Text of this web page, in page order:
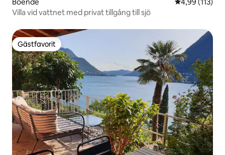
Boende 4,99 av 5 i
4,99 (113)
Villa vid vattnet med privat tillgång till sjö
Gästfavorit
Gästfavorit